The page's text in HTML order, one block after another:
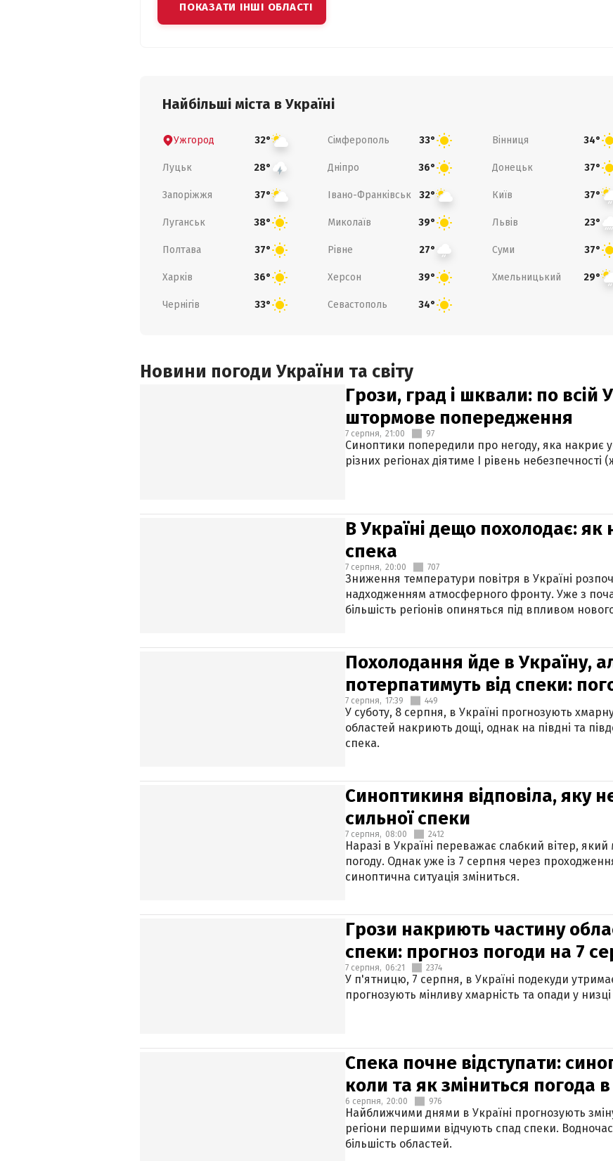
ПОКАЗАТИ ІНШІ ОБЛАСТІ
Найбільші міста в Україні
Ужгород 32° Сімферополь 33° Вінниця 34°
Луцьк 28° Дніпро 36° Донецьк 37°
Запоріжжя 37° Івано-Франківськ 32° Київ 37°
Луганськ 38° Миколаїв 39° Львів 23°
Полтава 37° Рівне 27° Суми 37°
Харків 36° Херсон 39° Хмельницький 29°
Чернігів 33° Севастополь 34°
Новини погоди України та світу
Грози, град і шквали: по всій
штормове попередження
7 серпня, 21:00 97
Синоптики попередили про негоду, яка накриє
різних регіонах діятиме І рівень небезпечності
В Україні дещо похолодає: як
спека
7 серпня, 20:00 707
Зниження температури повітря в Україні
надходженням атмосферного фронту. Уже з
більшість регіонів опиняться під впливом
Похолодання йде в Україну,
потерпатимуть від спеки:
7 серпня, 17:39 449
У суботу, 8 серпня, в Україні прогнозують
областей накриють дощі, однак на півдні та
спека.
Синоптикиня відповіла, яку
сильної спеки
7 серпня, 08:00 2412
Наразі в Україні переважає слабкий вітер,
погоду. Однак уже із 7 серпня через
синоптична ситуація зміниться.
Грози накриють частину
спеки: прогноз погоди на 7
7 серпня, 06:21 2374
У п'ятницю, 7 серпня, в Україні подекуди
прогнозують мінливу хмарність та опади у низці
Спека почне відступати:
коли та як зміниться погода в
6 серпня, 20:00 976
Найближчими днями в Україні прогнозують зміну
регіони першими відчують спад спеки.
більшість областей.